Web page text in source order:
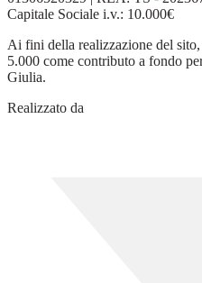
Capitale Sociale i.v.: 10.000€
Ai fini della realizzazione del
5.000 come contributo a fondo
Giulia.
Realizzato da